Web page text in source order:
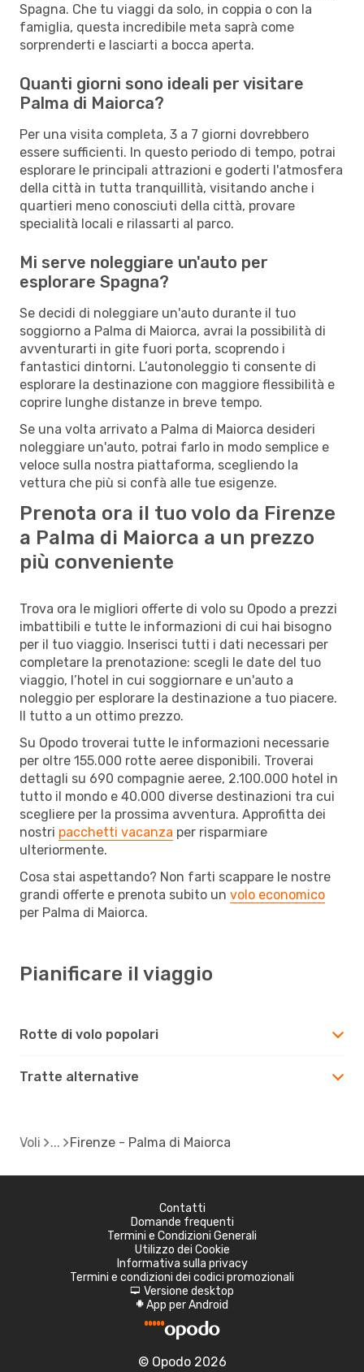
Spagna. Che tu viaggi da solo, in coppia o con la
famiglia, questa incredibile meta saprà come
sorprenderti e lasciarti a bocca aperta.
Quanti giorni sono ideali per visitare
Palma di Maiorca?
Per una visita completa, 3 a 7 giorni dovrebbero
essere sufficienti. In questo periodo di tempo, potrai
esplorare le principali attrazioni e goderti l'atmosfera
della città in tutta tranquillità, visitando anche i
quartieri meno conosciuti della città, provare
specialità locali e rilassarti al parco.
Mi serve noleggiare un'auto per
esplorare Spagna?
Se decidi di noleggiare un'auto durante il tuo
soggiorno a Palma di Maiorca, avrai la possibilità di
avventurarti in gite fuori porta, scoprendo i
fantastici dintorni. L’autonoleggio ti consente di
esplorare la destinazione con maggiore flessibilità e
coprire lunghe distanze in breve tempo.
Se una volta arrivato a Palma di Maiorca desideri
noleggiare un'auto, potrai farlo in modo semplice e
veloce sulla nostra piattaforma, scegliendo la
vettura che più si confà alle tue esigenze.
Prenota ora il tuo volo da Firenze
a Palma di Maiorca a un prezzo
più conveniente
Trova ora le migliori offerte di volo su Opodo a prezzi
imbattibili e tutte le informazioni di cui hai bisogno
per il tuo viaggio. Inserisci tutti i dati necessari per
completare la prenotazione: scegli le date del tuo
viaggio, l’hotel in cui soggiornare e un'auto a
noleggio per esplorare la destinazione a tuo piacere.
Il tutto a un ottimo prezzo.
Su Opodo troverai tutte le informazioni necessarie
per oltre 155.000 rotte aeree disponibili. Troverai
dettagli su 690 compagnie aeree, 2.100.000 hotel in
tutto il mondo e 40.000 diverse destinazioni tra cui
scegliere per la prossima avventura. Approfitta dei
nostri pacchetti vacanza per risparmiare
ulteriormente.
Cosa stai aspettando? Non farti scappare le nostre
grandi offerte e prenota subito un volo economico
per Palma di Maiorca.
Pianificare il viaggio
Rotte di volo popolari
Tratte alternative
Voli Firenze - Palma di Maiorca
Contatti
Domande frequenti
Termini e Condizioni Generali
Utilizzo dei Cookie
Informativa sulla privacy
Termini e condizioni dei codici promozionali
d Versione desktop
A App per Android
© Opodo 2026